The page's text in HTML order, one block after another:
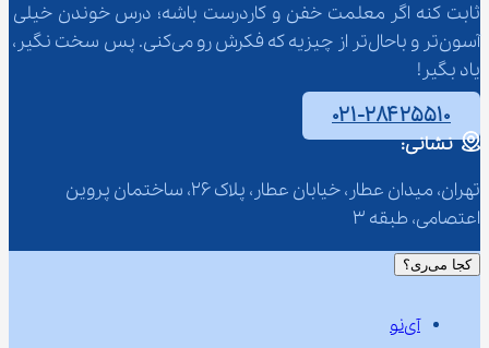
ثابت کنه اگر معلمت خفن و کاردرست باشه؛ درس خوندن خیلی
آسون‌تر و باحال‌تر از چیزیه که فکرش رو می‌کنی. پس سخت نگیر،
یاد بگیر!
۰۲۱-۲۸۴۲۵۵۱۰
نشانی:
تهران، میدان عطار، خیابان عطار، پلاک 26، ساختمان پروین
اعتصامی، طبقه 3
کجا می‌ری؟
آی‌نو